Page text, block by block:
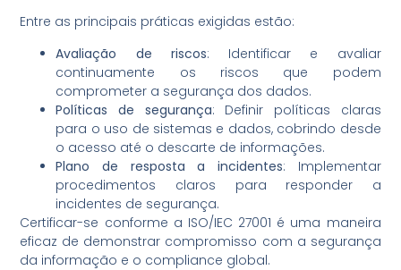
Entre as principais práticas exigidas estão:
Avaliação de riscos: Identificar e avaliar
continuamente os riscos que podem
comprometer a segurança dos dados.
Políticas de segurança: Definir políticas claras
para o uso de sistemas e dados, cobrindo desde
o acesso até o descarte de informações.
Plano de resposta a incidentes: Implementar
procedimentos claros para responder a
incidentes de segurança.
Certificar-se conforme a ISO/IEC 27001 é uma maneira
eficaz de demonstrar compromisso com a segurança
da informação e o compliance global.